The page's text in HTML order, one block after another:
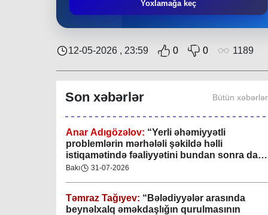
Yoxlamağa keç
12-05-2026 , 23:59 0 0 1189
Son xəbərlər Bütün xəbərlər
keçirilib
Gündəlik Xəbərlər 04-08-2026
Anar Adıgözəlov: “Yerli əhəmiyyətli
problemlərin mərhələli şəkildə həlli
istiqamətində fəaliyyətini bundan sonra da
davam etdirəcəkdir
Bakı 31-07-2026
Təmraz Tağıyev: “Bələdiyyələr arasında
beynəlxalq əməkdaşlığın qurulmasının